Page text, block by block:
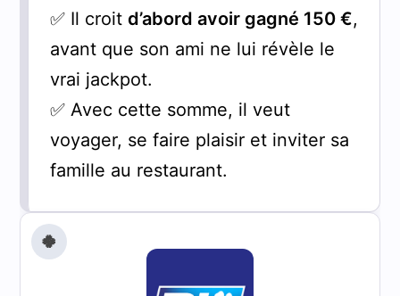
✅ Il croit d’abord avoir gagné 150 €,
avant que son ami ne lui révèle le
vrai jackpot.
✅ Avec cette somme, il veut
voyager, se faire plaisir et inviter sa
famille au restaurant.
🍀